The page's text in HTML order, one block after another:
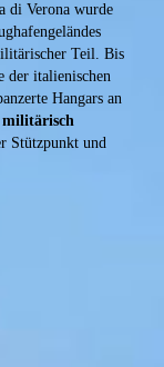
di Verona wurde
Teil. Bis
der italienischen
Hangars an
militärisch
Stützpunkt und